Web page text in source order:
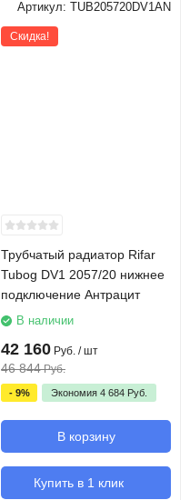
Артикул: TUB205720DV1AN
Скидка!
Трубчатый радиатор Rifar
Tubog DV1 2057/20 нижнее
подключение Антрацит
В наличии
42 160 Руб. / шт
46 844 Руб.
- 9% Экономия 4 684 Руб.
В корзину
Купить в 1 клик